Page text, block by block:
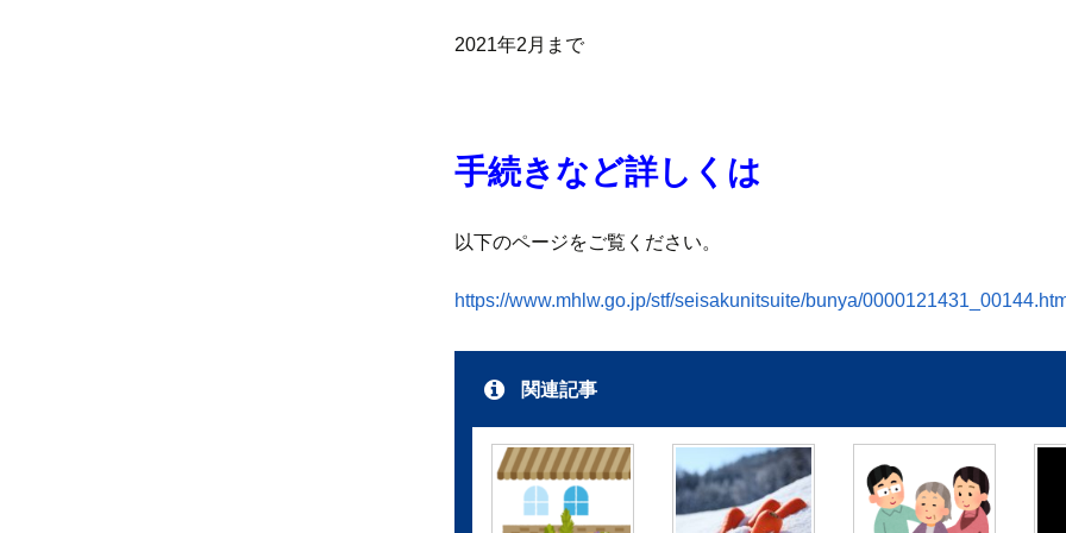
2021年2月まで
手続きなど詳しくは
以下のページをご覧ください。
https://www.mhlw.go.jp/stf/seisakunitsuite/bunya/
関連記事